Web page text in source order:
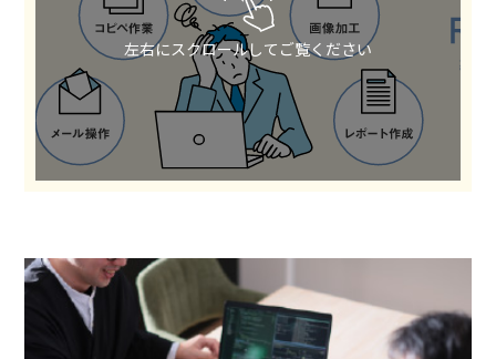
左右にスクロールしてご覧ください